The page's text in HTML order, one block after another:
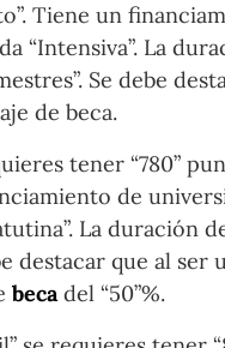
Tiene un
“Intensiva”. La
Se debe
de beca.
tener “780”
de
La duración
destacar que al ser
becadel “50”%.